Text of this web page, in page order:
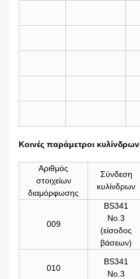
Κοινές παράμετροι κυλίνδρων
Αριθμός
στοιχείων
διαμόρφωσης
Σύνδεση
κυλίνδρων
009
BS341
No.3
(είσοδος
βάσεων)
010
BS341
No.3